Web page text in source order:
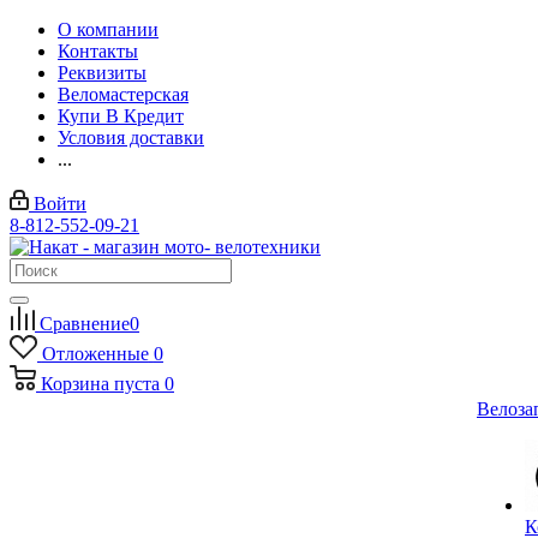
О компании
Контакты
Реквизиты
Веломастерская
Купи В Кредит
Условия доставки
...
Войти
8-812-552-09-21
Сравнение0
Отложенные 0
Корзина пуста 0